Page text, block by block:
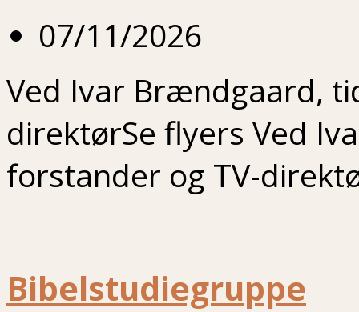
07/11/2026
Ved Ivar Brændgaard,
direktørSe flyers Ved
forstander og TV-
Bibelstudiegruppe